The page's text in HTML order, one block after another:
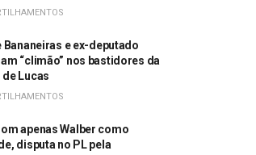
Bananeiras e ex-deputado
“climão” nos bastidores da
Lucas
apenas Walber como
disputa no PL pela